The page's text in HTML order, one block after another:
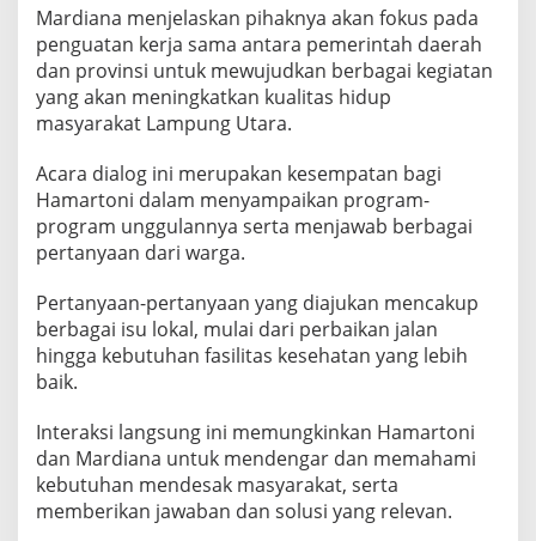
a
k
r
i
a
Mardiana menjelaskan pihaknya akan fokus pada
penguatan kerja sama antara pemerintah daerah
dan provinsi untuk mewujudkan berbagai kegiatan
yang akan meningkatkan kualitas hidup
masyarakat Lampung Utara.
Acara dialog ini merupakan kesempatan bagi
Hamartoni dalam menyampaikan program-
program unggulannya serta menjawab berbagai
pertanyaan dari warga.
Pertanyaan-pertanyaan yang diajukan mencakup
berbagai isu lokal, mulai dari perbaikan jalan
hingga kebutuhan fasilitas kesehatan yang lebih
baik.
Interaksi langsung ini memungkinkan Hamartoni
dan Mardiana untuk mendengar dan memahami
kebutuhan mendesak masyarakat, serta
memberikan jawaban dan solusi yang relevan.